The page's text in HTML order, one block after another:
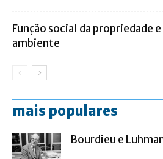
Função social da propriedade
ambiente
mais populares
Bourdieu e